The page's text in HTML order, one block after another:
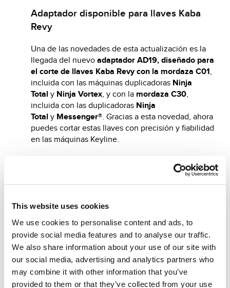
This website uses cookies
We use cookies to personalise content and ads, to
provide social media features and to analyse our traffic.
We also share information about your use of our site with
our social media, advertising and analytics partners who
may combine it with other information that you’ve
provided to them or that they’ve collected from your use
Adaptador disponible para llaves Kaba
Revy
Una de las novedades de esta actualización es la
llegada del nuevo adaptador AD19, diseñado para
el corte de llaves Kaba Revy con la mordaza C01,
incluida con las máquinas duplicadoras Ninja
Total y Ninja Vortex, y con la mordaza C30,
incluida con las duplicadoras Ninja
Total y Messenger®. Gracias a esta novedad, ahora
puedes cortar estas llaves con precisión y fiabilidad
en las máquinas Keyline.
electrónica y
descarga el documento
¡Haz clic aquípara conocer las nuevas
llavesDezmo!
¡Haz clic aquípara conocer las nuevas
llavesMessenger!